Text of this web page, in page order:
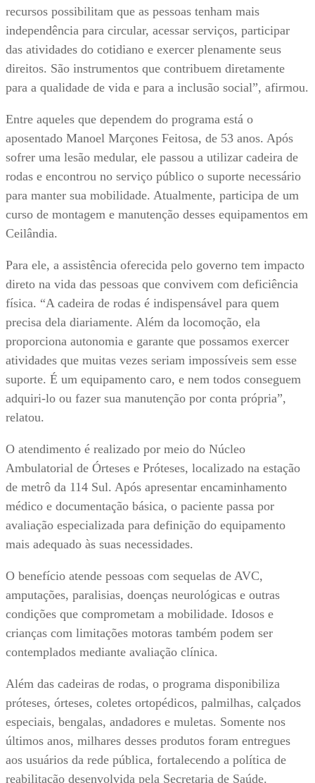
recursos possibilitam que as pessoas tenham mais
independência para circular, acessar serviços, participar
das atividades do cotidiano e exercer plenamente seus
direitos. São instrumentos que contribuem diretamente
para a qualidade de vida e para a inclusão social”, afirmou.
Entre aqueles que dependem do programa está o
aposentado Manoel Marçones Feitosa, de 53 anos. Após
sofrer uma lesão medular, ele passou a utilizar cadeira de
rodas e encontrou no serviço público o suporte necessário
para manter sua mobilidade. Atualmente, participa de um
curso de montagem e manutenção desses equipamentos em
Ceilândia.
Para ele, a assistência oferecida pelo governo tem impacto
direto na vida das pessoas que convivem com deficiência
física. “A cadeira de rodas é indispensável para quem
precisa dela diariamente. Além da locomoção, ela
proporciona autonomia e garante que possamos exercer
atividades que muitas vezes seriam impossíveis sem esse
suporte. É um equipamento caro, e nem todos conseguem
adquiri-lo ou fazer sua manutenção por conta própria”,
relatou.
O atendimento é realizado por meio do Núcleo
Ambulatorial de Órteses e Próteses, localizado na estação
de metrô da 114 Sul. Após apresentar encaminhamento
médico e documentação básica, o paciente passa por
avaliação especializada para definição do equipamento
mais adequado às suas necessidades.
O benefício atende pessoas com sequelas de AVC,
amputações, paralisias, doenças neurológicas e outras
condições que comprometam a mobilidade. Idosos e
crianças com limitações motoras também podem ser
contemplados mediante avaliação clínica.
Além das cadeiras de rodas, o programa disponibiliza
próteses, órteses, coletes ortopédicos, palmilhas, calçados
especiais, bengalas, andadores e muletas. Somente nos
últimos anos, milhares desses produtos foram entregues
aos usuários da rede pública, fortalecendo a política de
reabilitação desenvolvida pela Secretaria de Saúde.